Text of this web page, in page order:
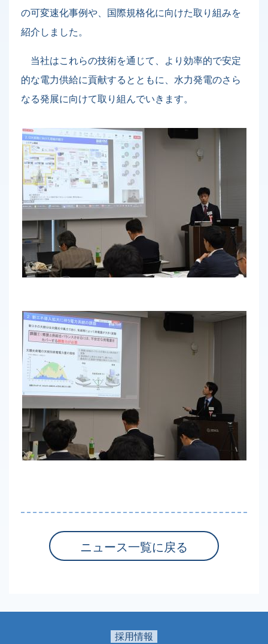
の可変速化事例や、国際規格化に向けた取り組みを
紹介しました。
当社はこれらの技術を通じて、より効率的で安定
的な電力供給に貢献するとともに、水力発電のさら
なる発展に向けて取り組んでいきます。
ニュース一覧に戻る
採用情報